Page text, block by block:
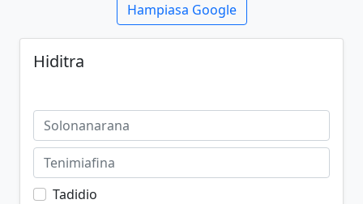
Hampiasa Google
Hiditra
Tadidio